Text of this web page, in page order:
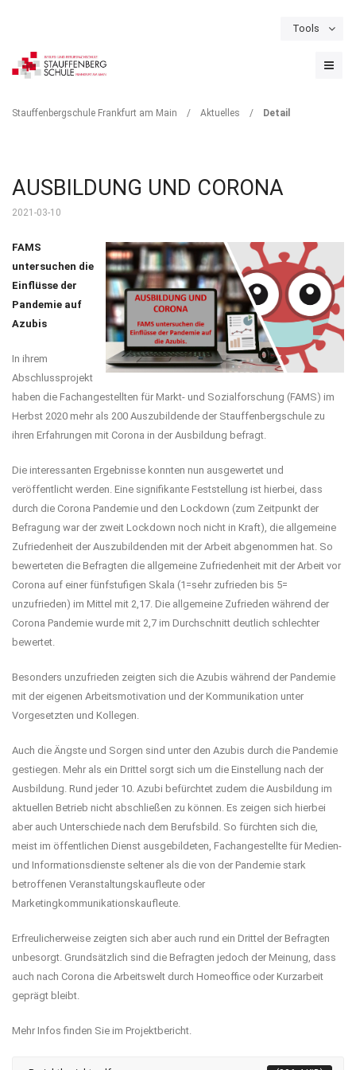
Tools
Schulportal Termine
Stauffenbergschule Frankfurt am Main / Aktuelles / Detail
AUSBILDUNG UND CORONA
2021-03-10
FAMS
untersuchen die
Einflüsse der
Pandemie auf
Azubis
In ihrem
Abschlussprojekt
haben die Fachangestellten für Markt- und Sozialforschung (FAMS) im
Herbst 2020 mehr als 200 Auszubildende der Stauffenbergschule zu
ihren Erfahrungen mit Corona in der Ausbildung befragt.
Die interessanten Ergebnisse konnten nun ausgewertet und
veröffentlicht werden. Eine signifikante Feststellung ist hierbei, dass
durch die Corona Pandemie und den Lockdown (zum Zeitpunkt der
Befragung war der zweit Lockdown noch nicht in Kraft), die allgemeine
Zufriedenheit der Auszubildenden mit der Arbeit abgenommen hat. So
bewerteten die Befragten die allgemeine Zufriedenheit mit der Arbeit vor
Corona auf einer fünfstufigen Skala (1=sehr zufrieden bis 5=
unzufrieden) im Mittel mit 2,17. Die allgemeine Zufrieden während der
Corona Pandemie wurde mit 2,7 im Durchschnitt deutlich schlechter
bewertet.
Besonders unzufrieden zeigten sich die Azubis während der Pandemie
mit der eigenen Arbeitsmotivation und der Kommunikation unter
Vorgesetzten und Kollegen.
Auch die Ängste und Sorgen sind unter den Azubis durch die Pandemie
gestiegen. Mehr als ein Drittel sorgt sich um die Einstellung nach der
Ausbildung. Rund jeder 10. Azubi befürchtet zudem die Ausbildung im
aktuellen Betrieb nicht abschließen zu können. Es zeigen sich hierbei
aber auch Unterschiede nach dem Berufsbild. So fürchten sich die,
meist im öffentlichen Dienst ausgebildeten, Fachangestellte für Medien-
und Informationsdienste seltener als die von der Pandemie stark
betroffenen Veranstaltungskaufleute oder
Marketingkommunikationskaufleute.
Erfreulicherweise zeigten sich aber auch rund ein Drittel der Befragten
unbesorgt. Grundsätzlich sind die Befragten jedoch der Meinung, dass
auch nach Corona die Arbeitswelt durch Homeoffice oder Kurzarbeit
geprägt bleibt.
Mehr Infos finden Sie im Projektbericht.